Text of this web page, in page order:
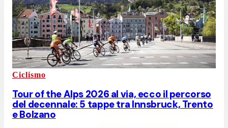
Ciclismo
Tour of the Alps 2026 al via, ecco il percorso
del decennale: 5 tappe tra Innsbruck, Trento
e Bolzano